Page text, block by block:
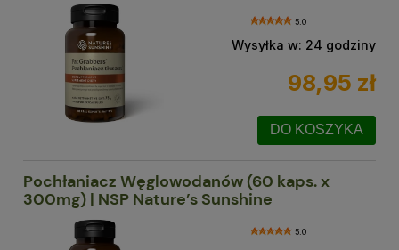
5.0
Wysyłka w: 24 godziny
98,95 zł
DO KOSZYKA
Pochłaniacz Węglowodanów (60 kaps. x
300mg) | NSP Nature’s Sunshine
5.0